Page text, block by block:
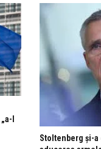
l
Stoltenberg și-